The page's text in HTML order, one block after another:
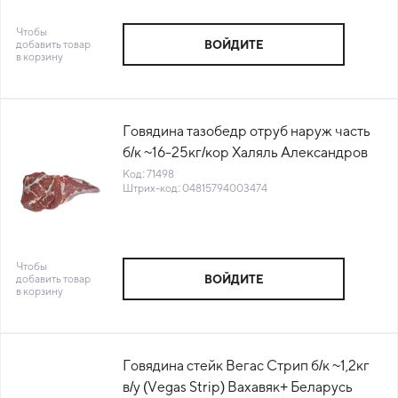
Чтобы
добавить товар
в корзину
ВОЙДИТЕ
Говядина тазобедр отруб наруж часть
б/к ~16-25кг/кор Халяль Александров
Беларусь(КОР) (КОД 71498) (-18°С)
Код: 71498
Штрих-код: 04815794003474
Чтобы
добавить товар
в корзину
ВОЙДИТЕ
Говядина стейк Вегас Стрип б/к ~1,2кг
в/у (Vegas Strip) Вахавяк+ Беларусь